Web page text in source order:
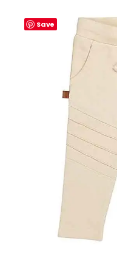
Save
Oorspronkelijke
prijs
was:
€ 24.99.
Huidige
prijs
is:
€ 22.99.